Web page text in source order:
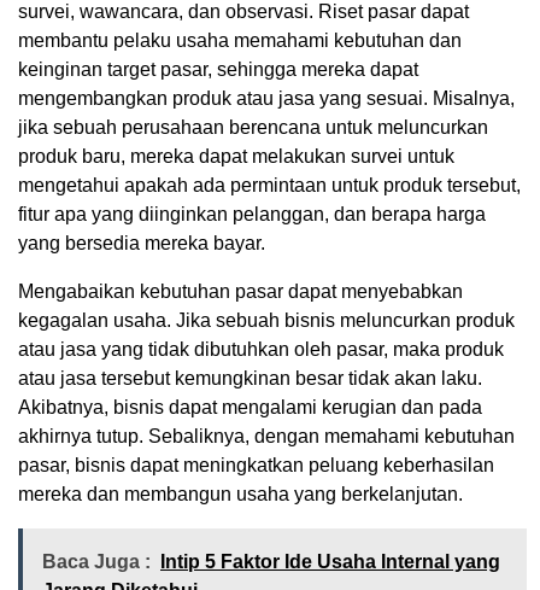
survei, wawancara, dan observasi. Riset pasar dapat
membantu pelaku usaha memahami kebutuhan dan
keinginan target pasar, sehingga mereka dapat
mengembangkan produk atau jasa yang sesuai. Misalnya,
jika sebuah perusahaan berencana untuk meluncurkan
produk baru, mereka dapat melakukan survei untuk
mengetahui apakah ada permintaan untuk produk tersebut,
fitur apa yang diinginkan pelanggan, dan berapa harga
yang bersedia mereka bayar.
Mengabaikan kebutuhan pasar dapat menyebabkan
kegagalan usaha. Jika sebuah bisnis meluncurkan produk
atau jasa yang tidak dibutuhkan oleh pasar, maka produk
atau jasa tersebut kemungkinan besar tidak akan laku.
Akibatnya, bisnis dapat mengalami kerugian dan pada
akhirnya tutup. Sebaliknya, dengan memahami kebutuhan
pasar, bisnis dapat meningkatkan peluang keberhasilan
mereka dan membangun usaha yang berkelanjutan.
Baca Juga :
Intip 5 Faktor Ide Usaha Internal yang